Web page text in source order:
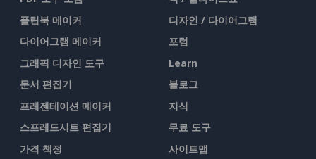
플립북 메이커
다이어그램 메이커
그래픽 디자인 도구
문서 편집기
프레젠테이션 메이커
스프레드시트 편집기
가격 책정
디자인 / 다이어그램
포럼
Learn
블로그
지식
무료 도구
사이트맵